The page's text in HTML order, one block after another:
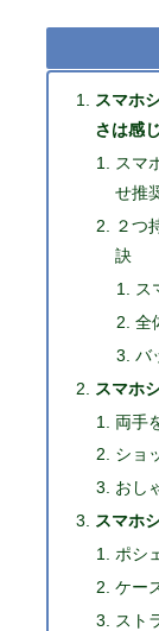
スマホ
さは感
スマ
せ推
２つ
訣
ス
全
バ
スマホ
両手
ショ
おし
スマホ
ポシ
ケー
スト